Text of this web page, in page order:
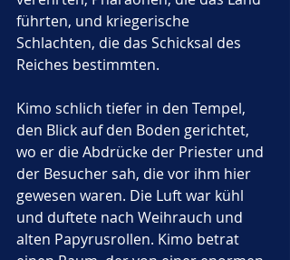
führten, und kriegerische
Schlachten, die das Schicksal des
Reiches bestimmten.
Kimo schlich tiefer in den Tempel,
den Blick auf den Boden gerichtet,
wo er die Abdrücke der Priester und
der Besucher sah, die vor ihm hier
gewesen waren. Die Luft war kühl
und duftete nach Weihrauch und
alten Papyrusrollen. Kimo betrat